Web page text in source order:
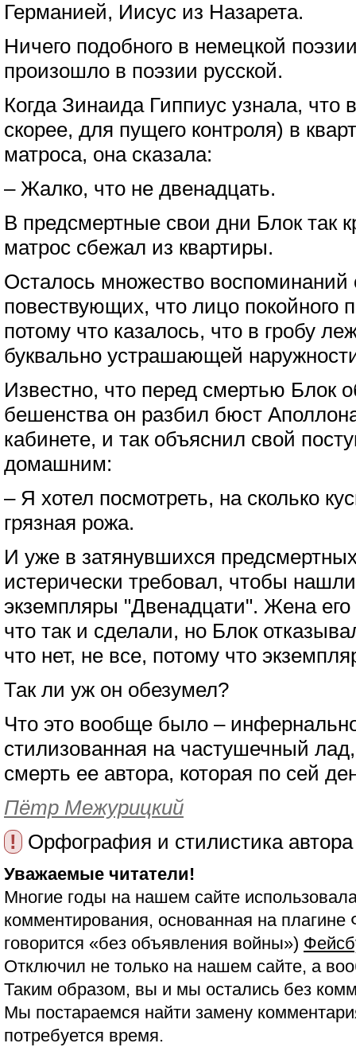
Германией, Иисус из Назарета.
Ничего подобного в немецкой
произошло в поэзии русской.
Когда Зинаида Гиппиус узнала, что
скорее, для пущего контроля) в
матроса, она сказала:
– Жалко, что не двенадцать.
В предсмертные свои дни Блок так
матрос сбежал из квартиры.
Осталось множество воспоминаний
повествующих, что лицо покойного
потому что казалось, что в гробу
буквально устрашающей
Известно, что перед смертью Блок
бешенства он разбил бюст
кабинете, и так объяснил свой
домашним:
– Я хотел посмотреть, на сколько
грязная рожа.
И уже в затянувшихся
истерически требовал, чтобы
экземпляры "Двенадцати". Жена его
что так и сделали, но Блок
что нет, не все, потому что
Так ли уж он обезумел?
Что это вообще было –
стилизованная на частушечный
смерть ее автора, которая по сей
Пётр Межурицкий
!
Орфография и стилистика
Уважаемые читатели!
Многие годы на нашем сайте
комментирования, основанная на
говорится «без объявления войны»)
Отключил не только на нашем сайте, а
Таким образом, вы и мы остались без
Мы постараемся найти замену
потребуется время.